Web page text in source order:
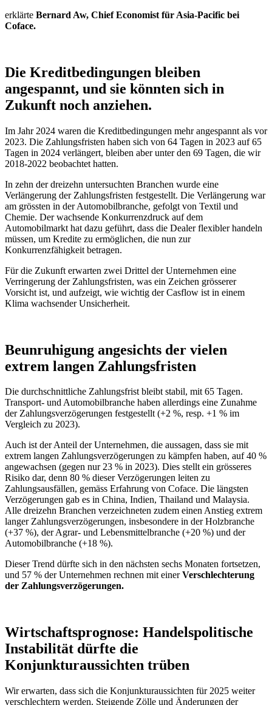
erklärte Bernard Aw, Chief Economist für Asia-Pacific bei
Coface.
Die Kreditbedingungen bleiben
angespannt, und sie könnten sich in
Zukunft noch anziehen.
Im Jahr 2024 waren die Kreditbedingungen mehr angespannt als vor
2023. Die Zahlungsfristen haben sich von 64 Tagen in 2023 auf 65
Tagen in 2024 verlängert, bleiben aber unter den 69 Tagen, die wir
2018-2022 beobachtet hatten.
In zehn der dreizehn untersuchten Branchen wurde eine
Verlängerung der Zahlungsfristen festgestellt. Die Verlängerung war
am grössten in der Automobilbranche, gefolgt von Textil und
Chemie. Der wachsende Konkurrenzdruck auf dem
Automobilmarkt hat dazu geführt, dass die Dealer flexibler handeln
müssen, um Kredite zu ermöglichen, die nun zur
Konkurrenzfähigkeit betragen.
Für die Zukunft erwarten zwei Drittel der Unternehmen eine
Verringerung der Zahlungsfristen, was ein Zeichen grösserer
Vorsicht ist, und aufzeigt, wie wichtig der Casflow ist in einem
Klima wachsender Unsicherheit.
Beunruhigung angesichts der vielen
extrem langen Zahlungsfristen
Die durchschnittliche Zahlungsfrist bleibt stabil, mit 65 Tagen.
Transport- und Automobilbranche haben allerdings eine Zunahme
der Zahlungsverzögerungen festgestellt (+2 %, resp. +1 % im
Vergleich zu 2023).
Auch ist der Anteil der Unternehmen, die aussagen, dass sie mit
extrem langen Zahlungsverzögerungen zu kämpfen haben, auf 40 %
angewachsen (gegen nur 23 % in 2023). Dies stellt ein grösseres
Risiko dar, denn 80 % dieser Verzögerungen leiten zu
Zahlungsausfällen, gemäss Erfahrung von Coface. Die längsten
Verzögerungen gab es in China, Indien, Thailand und Malaysia.
Alle dreizehn Branchen verzeichneten zudem einen Anstieg extrem
langer Zahlungsverzögerungen, insbesondere in der Holzbranche
(+37 %), der Agrar- und Lebensmittelbranche (+20 %) und der
Automobilbranche (+18 %).
Dieser Trend dürfte sich in den nächsten sechs Monaten fortsetzen,
und 57 % der Unternehmen rechnen mit einerVerschlechterung
der Zahlungsverzögerungen.
Wirtschaftsprognose: Handelspolitische
Instabilität dürfte die
Konjunkturaussichten trüben
Wir erwarten, dass sich die Konjunkturaussichten für 2025 weiter
verschlechtern werden. Steigende Zölle und Änderungen der